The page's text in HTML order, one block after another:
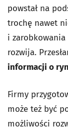
powstał na
trochę nawet
i zarobkowania
rozwija.
informacji o
Firmy
może też być
możliwości